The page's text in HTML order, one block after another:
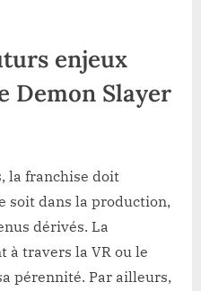
enjeux
Demon Slayer
la franchise doit
soit dans la production,
dérivés. La
à travers la VR ou le
pérennité. Par ailleurs,